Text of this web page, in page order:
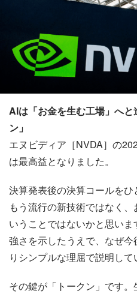
AIは「お金を生む工場」へ
ン」
エヌビディア［NVDA］の
は最高益となりました。
決算発表後の決算コールを
もう流行の新技術ではなく
いうことではないかと思い
強さを示したうえで、なぜ
りシンプルな理屈で説明して
その鍵が「トークン」です